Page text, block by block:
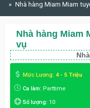
Nhà hàng Miam Miam
Nhà hàng Miam
vụ
Mức Lương: 4 - 5 Triệu
Ca làm: Parttime
Số lượng: 10